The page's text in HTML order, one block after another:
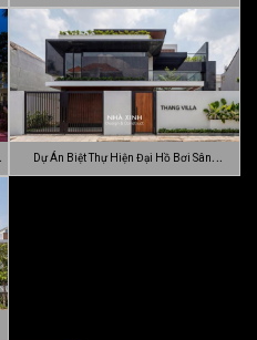
MODE…
Dự Án Biệt Thự Hiện Đại Hồ Bơi Sân